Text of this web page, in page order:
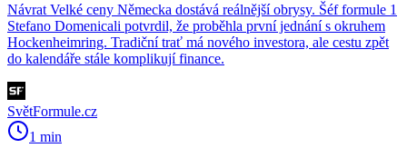
Návrat Velké ceny Německa dostává reálnější obrysy. Šéf formule 1
Stefano Domenicali potvrdil, že proběhla první jednání s okruhem
Hockenheimring. Tradiční trať má nového investora, ale cestu zpět
do kalendáře stále komplikují finance.
SvětFormule.cz
1 min